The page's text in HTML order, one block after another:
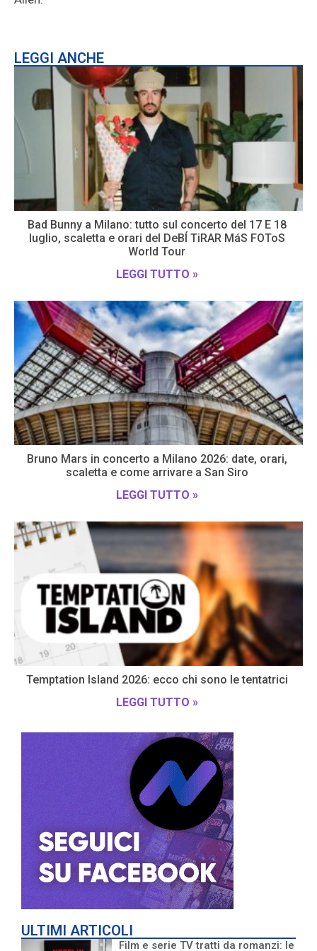
LEGGI ANCHE
Bad Bunny a Milano: tutto sul concerto del 17 E 18
luglio, scaletta e orari del DeBÍ TiRAR MáS FOToS
World Tour
LEGGI TUTTO »
Bruno Mars in concerto a Milano 2026: date, orari,
scaletta e come arrivare a San Siro
LEGGI TUTTO »
Temptation Island 2026: ecco chi sono le tentatrici
LEGGI TUTTO »
ULTIMI ARTICOLI
Film e serie TV tratti da romanzi: le